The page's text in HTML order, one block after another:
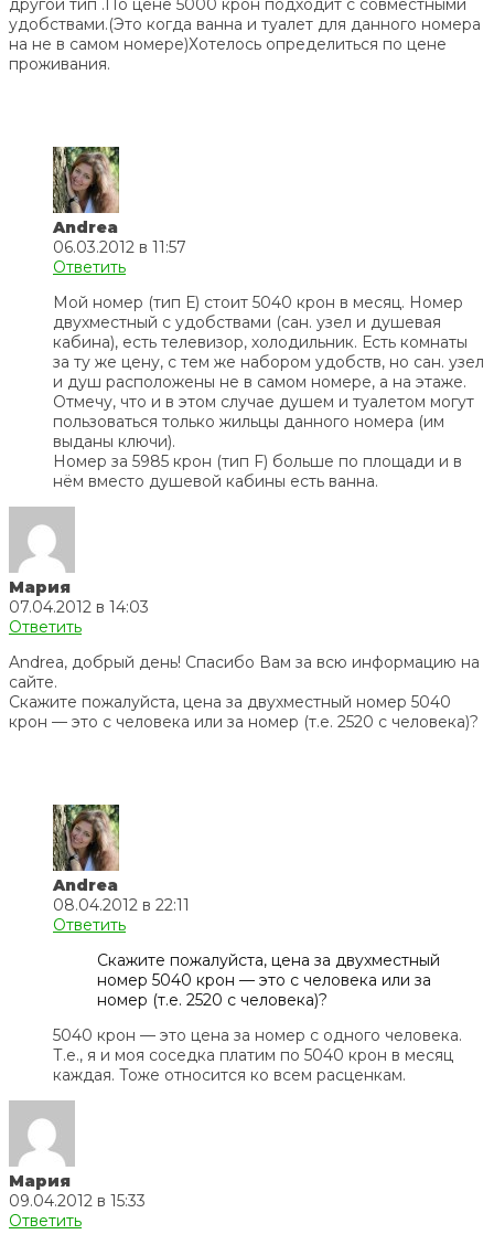
другой тип .По цене 5000 крон подходит с совместными
удобствами.(Это когда ванна и туалет для данного номера
на не в самом номере)Хотелось определиться по цене
проживания.
Andrea
06.03.2012 в 11:57
Ответить
Мой номер (тип Е) стоит 5040 крон в месяц. Номер
двухместный с удобствами (сан. узел и душевая
кабина), есть телевизор, холодильник. Есть комнаты
за ту же цену, с тем же набором удобств, но сан. узел
и душ расположены не в самом номере, а на этаже.
Отмечу, что и в этом случае душем и туалетом могут
пользоваться только жильцы данного номера (им
выданы ключи).
Номер за 5985 крон (тип F) больше по площади и в
нём вместо душевой кабины есть ванна.
Мария
07.04.2012 в 14:03
Ответить
Andrea, добрый день! Спасибо Вам за всю информацию на
сайте.
Скажите пожалуйста, цена за двухместный номер 5040
крон — это с человека или за номер (т.е. 2520 с человека)?
Andrea
08.04.2012 в 22:11
Ответить
Скажите пожалуйста, цена за двухместный
номер 5040 крон — это с человека или за
номер (т.е. 2520 с человека)?
5040 крон — это цена за номер с одного человека.
Т.е., я и моя соседка платим по 5040 крон в месяц
каждая. Тоже относится ко всем расценкам.
Мария
09.04.2012 в 15:33
Ответить